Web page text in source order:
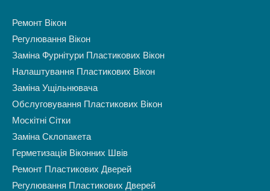
Ремонт Вікон
Регулювання Вікон
Заміна Фурнітури Пластикових Вікон
Налаштування Пластикових Вікон
Заміна Ущільнювача
Обслуговування Пластикових Вікон
Москітні Сітки
Заміна Склопакета
Герметизація Віконних Швів
Ремонт Пластикових Дверей
Регулювання Пластикових Дверей